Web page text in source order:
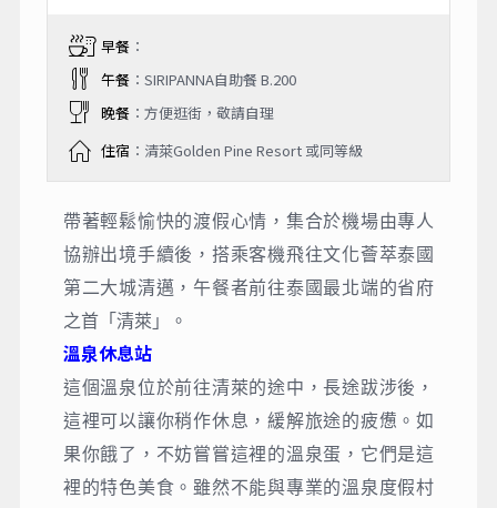
早餐：
午餐：SIRIPANNA自助餐 B.200
晚餐：方便逛街，敬請自理
住宿 ：清萊Golden Pine Resort 或同等級
帶著輕鬆愉快的渡假心情，集合於機場由專人
協辦出境手續後，搭乘客機飛往文化薈萃泰國
第二大城清邁，午餐者前往泰國最北端的省府
之首「清萊」。
溫泉休息站
這個溫泉位於前往清萊的途中，長途跋涉後，
這裡可以讓你稍作休息，緩解旅途的疲憊。如
果你餓了，不妨嘗嘗這裡的溫泉蛋，它們是這
裡的特色美食。雖然不能與專業的溫泉度假村